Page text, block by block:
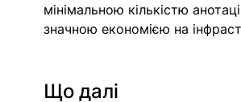
мінімальною кількістю
значною економією на
Що далі